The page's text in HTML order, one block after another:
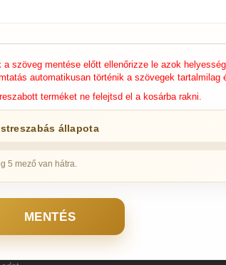
a szöveg mentése előtt ellenőrizze le azok
automatikusan történik a szövegek tartalmilag
terméket ne felejtsd el a kosárba rakni.
állapota
5 mező van hátra.
MENTÉS